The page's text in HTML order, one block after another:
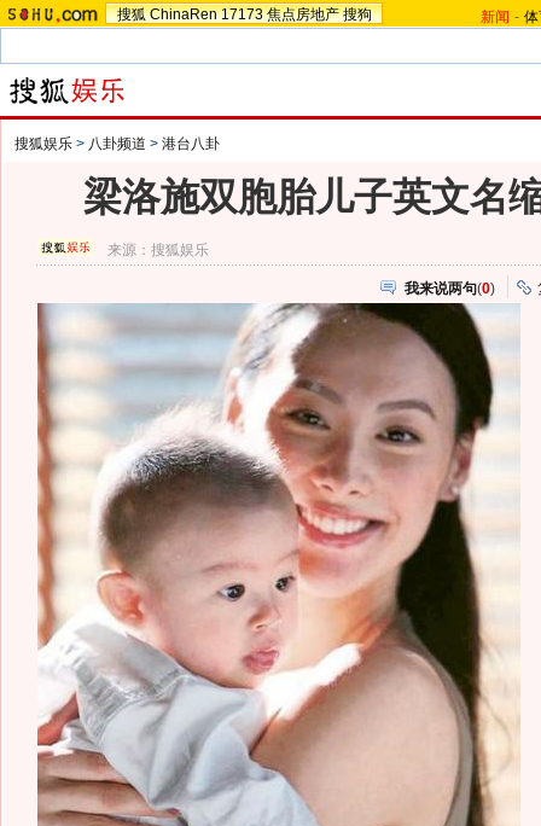
搜狐 ChinaRen 17173 焦点房地产 搜狗 新闻 -
搜狐娱乐 > 八卦频道 > 港台八卦
梁洛施双胞胎儿子英文名
来源：搜狐娱乐
我来说两句(0)